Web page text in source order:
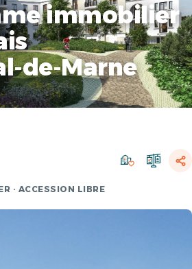
immobilier
de-Marne
· ACCESSION LIBRE